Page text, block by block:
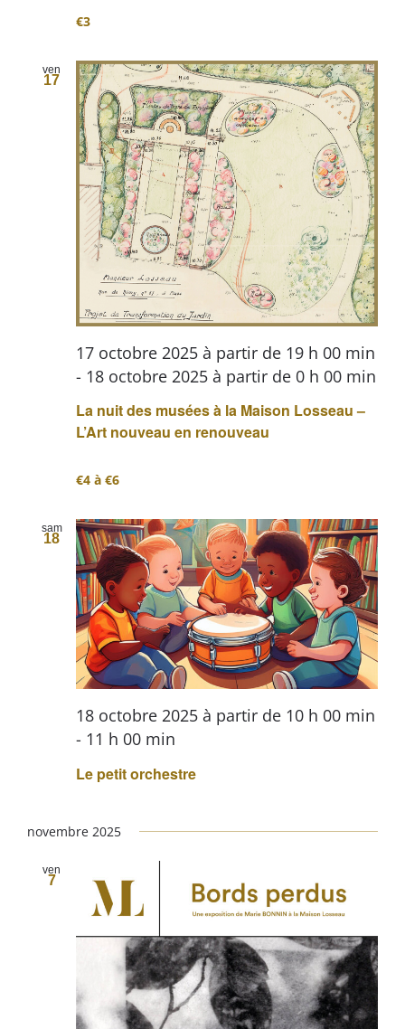
€3
ven
17
La nuit des musées à la Maison Losseau –
L’Art nouveau en renouveau
17 octobre 2025 à partir de 19 h 00 min
- 18 octobre 2025 à partir de 0 h 00 min
€4 à €6
sam
18
Le petit orchestre
18 octobre 2025 à partir de 10 h 00 min
- 11 h 00 min
novembre 2025
ven
7